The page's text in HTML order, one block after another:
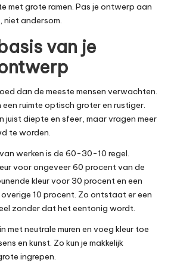
met grote ramen. Pas je ontwerp aan
niet andersom.
van je
dan de meeste mensen verwachten.
een ruimte optisch groter en rustiger.
juist diepte en sfeer, maar vragen meer
te worden.
werken is de 60-30-10 regel.
voor ongeveer 60 procent van de
kleur voor 30 procent en een
10 procent. Zo ontstaat er een
zonder dat het eentonig wordt.
met neutrale muren en voeg kleur toe
en kunst. Zo kun je makkelijk
ingrepen.